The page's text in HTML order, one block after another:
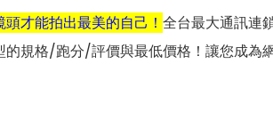
才能拍出最美的自己！ 全台最大通訊連
的規格/跑分/評價與最低價格！讓您成為